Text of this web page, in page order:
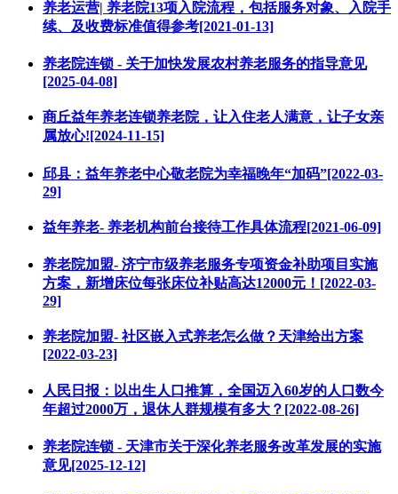
养老运营| 养老院13项入院流程，包括服务对象、入院手
续、及收费标准值得参考[2021-01-13]
养老院连锁 - 关于加快发展农村养老服务的指导意见
[2025-04-08]
商丘益年养老连锁养老院，让入住老人满意，让子女亲
属放心![2024-11-15]
邱县：益年养老中心敬老院为幸福晚年“加码”[2022-03-
29]
益年养老- 养老机构前台接待工作具体流程[2021-06-09]
养老院加盟- 济宁市级养老服务专项资金补助项目实施
方案，新增床位每张床位补贴高达12000元！[2022-03-
29]
养老院加盟- 社区嵌入式养老怎么做？天津给出方案
[2022-03-23]
人民日报：以出生人口推算，全国迈入60岁的人口数今
年超过2000万，退休人群规模有多大？[2022-08-26]
养老院连锁 - 天津市关于深化养老服务改革发展的实施
意见[2025-12-12]